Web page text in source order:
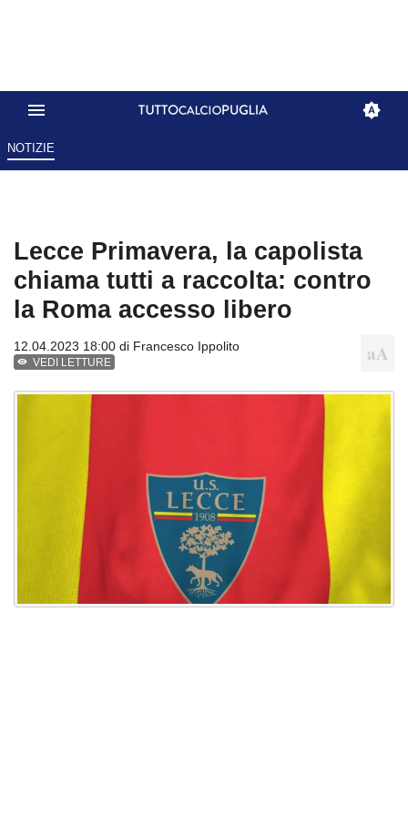
NOTIZIE
Lecce Primavera, la capolista
chiama tutti a raccolta: contro
la Roma accesso libero
12.04.2023 18:00 di Francesco Ippolito
VEDI LETTURE